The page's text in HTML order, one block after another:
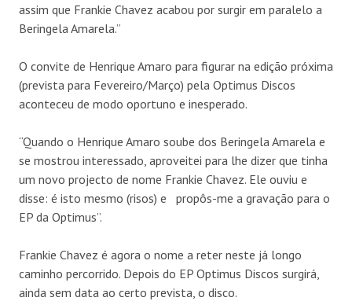
assim que Frankie Chavez acabou por surgir em paralelo a
Beringela Amarela.”
O convite de Henrique Amaro para figurar na edição próxima
(prevista para Fevereiro/Março) pela Optimus Discos
aconteceu de modo oportuno e inesperado.
“Quando o Henrique Amaro soube dos Beringela Amarela e
se mostrou interessado, aproveitei para lhe dizer que tinha
um novo projecto de nome Frankie Chavez. Ele ouviu e
disse: é isto mesmo (risos) e propôs-me a gravação para o
EP da Optimus”.
Frankie Chavez é agora o nome a reter neste já longo
caminho percorrido. Depois do EP Optimus Discos surgirá,
ainda sem data ao certo prevista, o disco.